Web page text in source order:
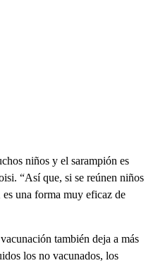
niños y el sarampión es
“Así que, si se reúnen niños
una forma muy eficaz de
también deja a más
los no vacunados, los